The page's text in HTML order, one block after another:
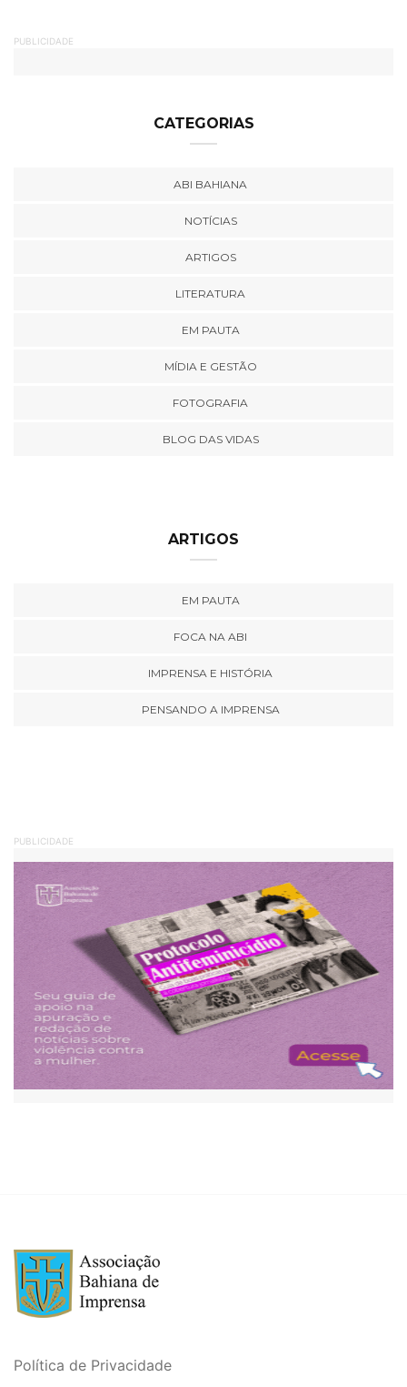
PUBLICIDADE
CATEGORIAS
ABI BAHIANA
NOTÍCIAS
ARTIGOS
LITERATURA
EM PAUTA
MÍDIA E GESTÃO
FOTOGRAFIA
BLOG DAS VIDAS
ARTIGOS
EM PAUTA
FOCA NA ABI
IMPRENSA E HISTÓRIA
PENSANDO A IMPRENSA
PUBLICIDADE
Política de Privacidade